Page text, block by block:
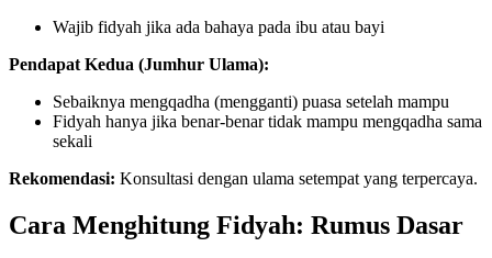
Wajib fidyah jika ada bahaya pada ibu atau bayi
Pendapat Kedua (Jumhur Ulama):
Sebaiknya mengqadha (mengganti) puasa setelah mampu
Fidyah hanya jika benar-benar tidak mampu mengqadha sama
sekali
Rekomendasi: Konsultasi dengan ulama setempat yang terpercaya.
Cara Menghitung Fidyah: Rumus Dasar